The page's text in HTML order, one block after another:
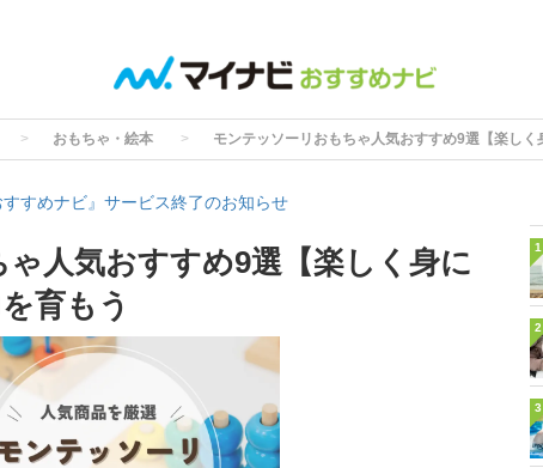
おもちゃ・絵本 モンテッソーリおもちゃ人気おすすめ9選【楽し
すすめナビ』サービス終了のお知らせ
人気おすすめ9選【楽しく身に
育もう
1
2
3